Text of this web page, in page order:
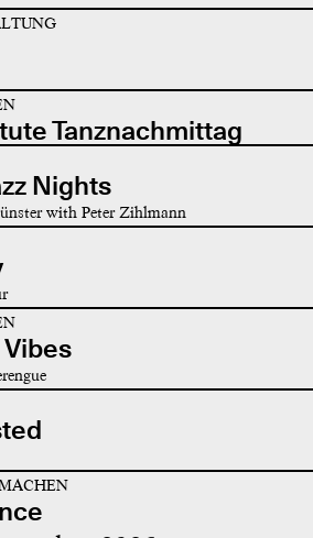
Tanznachmittag
Nights
with Peter Zihlmann